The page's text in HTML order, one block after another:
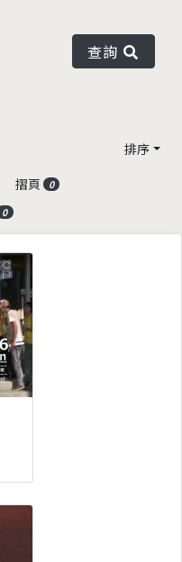
查詢
排序
摺頁 0
0